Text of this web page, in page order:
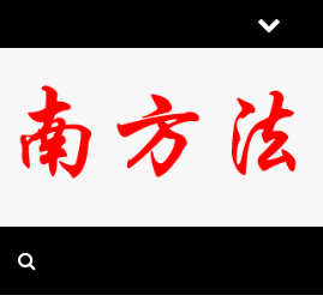
至